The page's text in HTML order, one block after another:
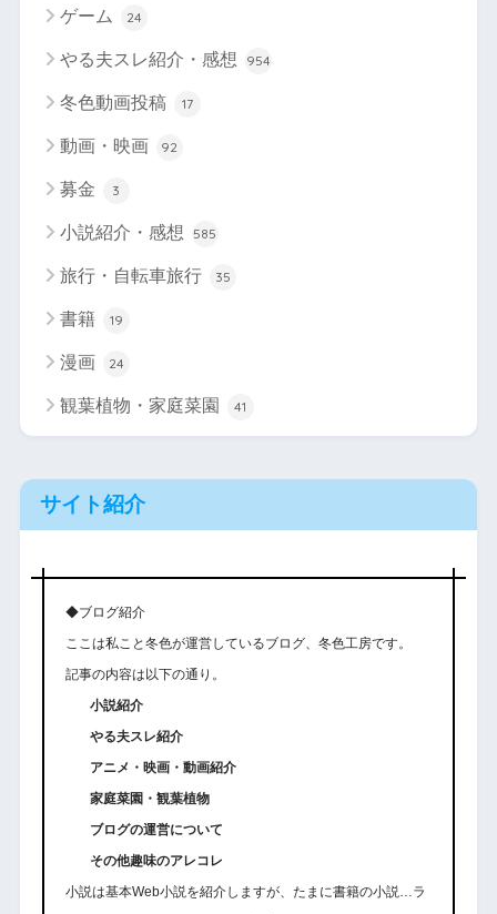
ゲーム 24
やる夫スレ紹介・感想 954
冬色動画投稿 17
動画・映画 92
募金 3
小説紹介・感想 585
旅行・自転車旅行 35
書籍 19
漫画 24
観葉植物・家庭菜園 41
サイト紹介
◆ブログ紹介
ここは私こと冬色が運営しているブログ、冬色工房です。
記事の内容は以下の通り。
小説紹介
やる夫スレ紹介
アニメ・映画・動画紹介
家庭菜園・観葉植物
ブログの運営について
その他趣味のアレコレ
小説は基本Web小説を紹介しますが、たまに書籍の小説…ラ